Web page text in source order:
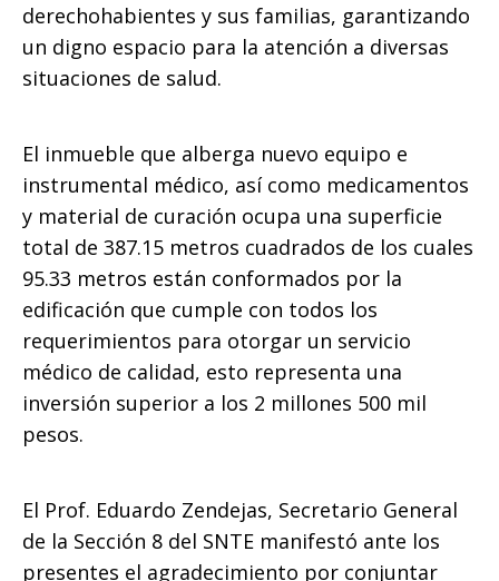
derechohabientes y sus familias, garantizando
un digno espacio para la atención a diversas
situaciones de salud.
El inmueble que alberga nuevo equipo e
instrumental médico, así como medicamentos
y material de curación ocupa una superficie
total de 387.15 metros cuadrados de los cuales
95.33 metros están conformados por la
edificación que cumple con todos los
requerimientos para otorgar un servicio
médico de calidad, esto representa una
inversión superior a los 2 millones 500 mil
pesos.
El Prof. Eduardo Zendejas, Secretario General
de la Sección 8 del SNTE manifestó ante los
presentes el agradecimiento por conjuntar